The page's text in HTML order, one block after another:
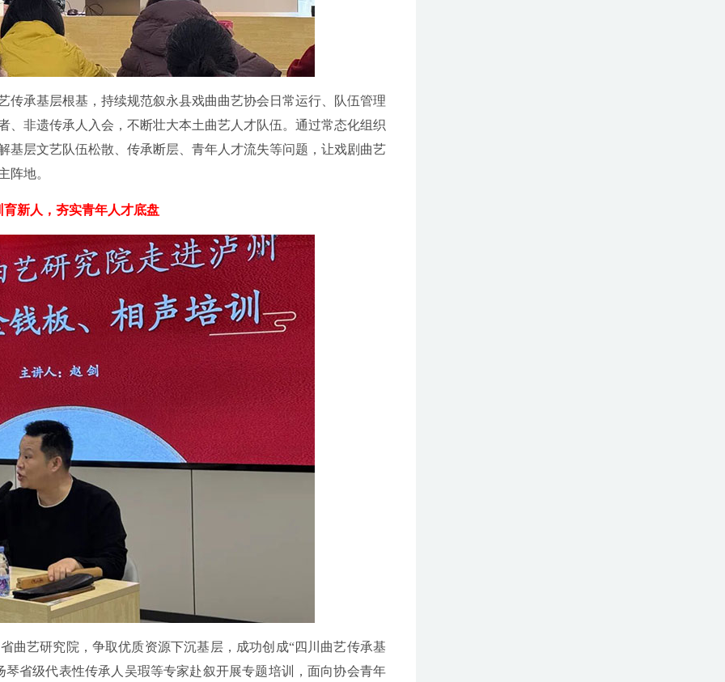
传承基层根基，持续规范叙永县戏曲曲艺协会日常运行、队伍管理
、非遗传承人入会，不断壮大本土曲艺人才队伍。通过常态化组织
基层文艺队伍松散、传承断层、青年人才流失等问题，让戏剧曲艺
阵地。
育新人，夯实青年人才底盘
曲艺研究院，争取优质资源下沉基层，成功创成“四川曲艺传承基
省级代表性传承人吴瑕等专家赴叙开展专题培训，面向协会青年